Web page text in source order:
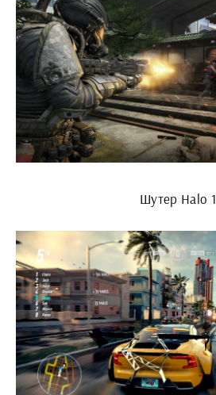
Шутер Halo 1